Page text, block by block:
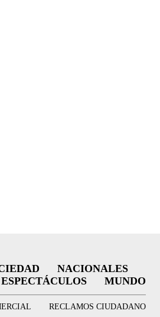
NACIONALES
MUNDO
RECLAMOS CIUDADANO